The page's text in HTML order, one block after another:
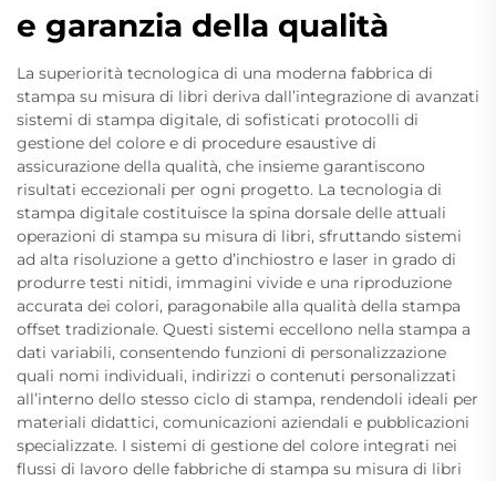
e garanzia della qualità
La superiorità tecnologica di una moderna fabbrica di
stampa su misura di libri deriva dall’integrazione di avanzati
sistemi di stampa digitale, di sofisticati protocolli di
gestione del colore e di procedure esaustive di
assicurazione della qualità, che insieme garantiscono
risultati eccezionali per ogni progetto. La tecnologia di
stampa digitale costituisce la spina dorsale delle attuali
operazioni di stampa su misura di libri, sfruttando sistemi
ad alta risoluzione a getto d’inchiostro e laser in grado di
produrre testi nitidi, immagini vivide e una riproduzione
accurata dei colori, paragonabile alla qualità della stampa
offset tradizionale. Questi sistemi eccellono nella stampa a
dati variabili, consentendo funzioni di personalizzazione
quali nomi individuali, indirizzi o contenuti personalizzati
all’interno dello stesso ciclo di stampa, rendendoli ideali per
materiali didattici, comunicazioni aziendali e pubblicazioni
specializzate. I sistemi di gestione del colore integrati nei
flussi di lavoro delle fabbriche di stampa su misura di libri